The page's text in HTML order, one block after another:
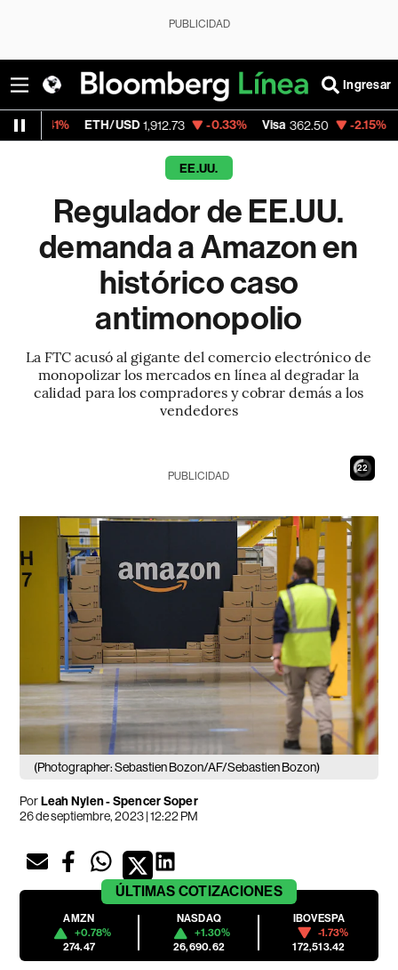
PUBLICIDAD
Ingresar
USD 1,912.73 -0.33% Visa 362.50 -2.15% MercadoLibre
EE.UU.
Regulador de EE.UU.
demanda a Amazon en
histórico caso
antimonopolio
La FTC acusó al gigante del comercio electrónico de
monopolizar los mercados en línea al degradar la
calidad para los compradores y cobrar demás a los
vendedores
21
PUBLICIDAD
(Photographer: Sebastien Bozon/AF/Sebastien Bozon)
PorLeah Nylen - Spencer Soper
26 de septiembre, 2023 | 12:22 PM
ÚLTIMAS COTIZACIONES
AMZN
+0.78%
274.47
NASDAQ
+1.30%
26,690.62
IBOVESPA
-1.73%
172,513.42